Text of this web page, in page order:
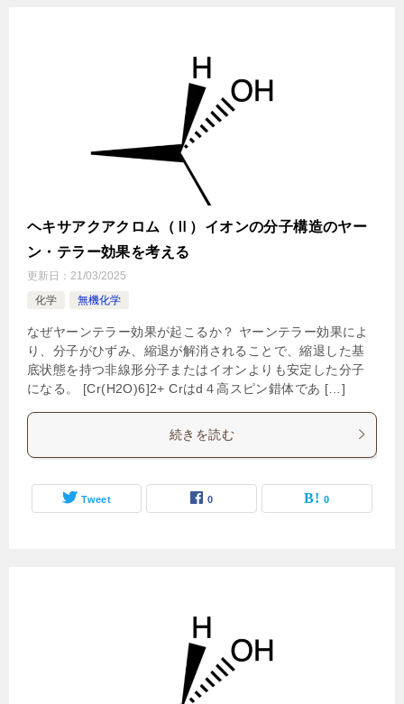
ヘキサアクアクロム（Ⅱ）イオンの分子構造のヤー
ン・テラー効果を考える
更新日： 21/03/2025
化学
無機化学
なぜヤーンテラー効果が起こるか？ ヤーンテラー効果によ
り、分子がひずみ、縮退が解消されることで、縮退した基
底状態を持つ非線形分子またはイオンよりも安定した分子
になる。 [Cr(H2O)6]2+ Crはd４高スピン錯体であ […]
続きを読む
Tweet 0 0